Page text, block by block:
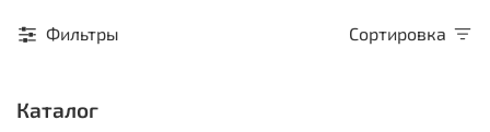
Фильтры Сортировка
Каталог